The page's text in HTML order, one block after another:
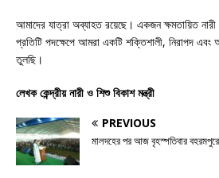
আমাদের যাত্রা অব্যাহত রয়েছে। একজন ক্ষমতায়িত
প্রতিটি পদক্ষেপে আমরা একটি শক্তিশালী, নিরাপদ
তুলছি।
লেখক কেন্দ্রীয় নারী ও শিশু বিকাশ মন্ত্রী
PREVIOUS
মালদহের পর আজ বৃহস্পতিবার বহরমপুরে